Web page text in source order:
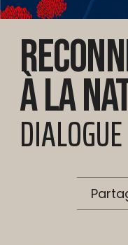
à la
DIALOGUE